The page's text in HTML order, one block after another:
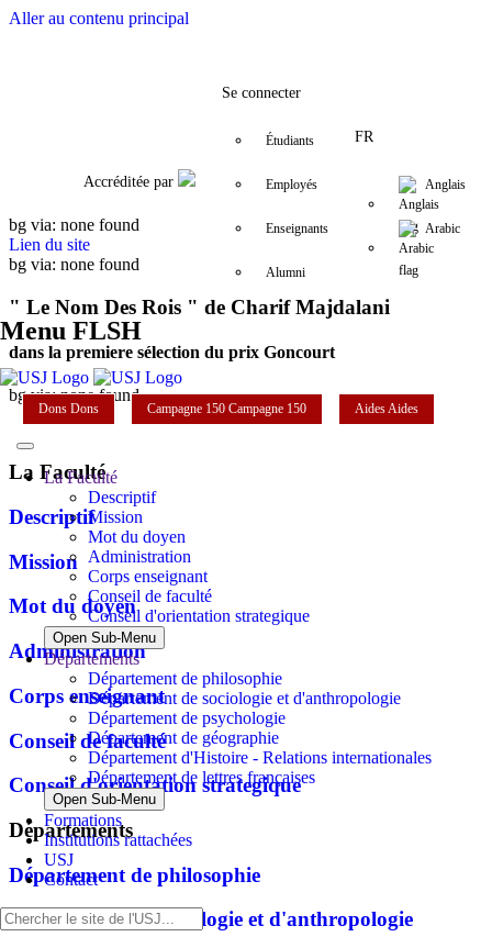
Aller au contenu principal
FacebookTwitter
Accréditée par
Se connecter
Étudiants
Employés
Enseignants
Alumni
FR
Anglais
Arabic
Menu FLSH
Dons Dons Campagne 150 Campagne 150 AidesAides
La Faculté
Descriptif
Mission
Mot du doyen
Administration
Corps enseignant
Conseil de faculté
Conseil d'orientation strategique
Open Sub-Menu
Départements
Département de philosophie
Département de sociologie et d'anthropologie
Département de psychologie
Département de géographie
Département d'Histoire - Relations internationales
Département de lettres françaises
Open Sub-Menu
Formations
Institutions rattachées
USJ
Contact
bg via: none found
Lien du site
bg via: none found
" Le Nom Des Rois " de Charif Majdalani
dans la premiere sélection du prix Goncourt
bg via: none found
La Faculté
Descriptif
Mission
Mot du doyen
Administration
Corps enseignant
Conseil de faculté
Conseil d'orientation strategique
Départements
Département de philosophie
Département de sociologie et d'anthropologie